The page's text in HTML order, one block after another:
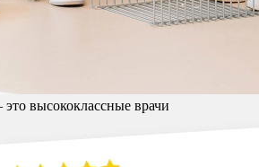
высококлассные врачи